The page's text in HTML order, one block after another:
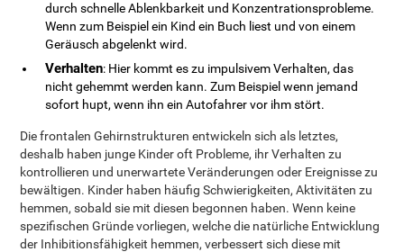
durch schnelle Ablenkbarkeit und Konzentrationsprobleme.
Wenn zum Beispiel ein Kind ein Buch liest und von einem
Geräusch abgelenkt wird.
Verhalten: Hier kommt es zu impulsivem Verhalten, das
nicht gehemmt werden kann. Zum Beispiel wenn jemand
sofort hupt, wenn ihn ein Autofahrer vor ihm stört.
Die frontalen Gehirnstrukturen entwickeln sich als letztes,
deshalb haben junge Kinder oft Probleme, ihr Verhalten zu
kontrollieren und unerwartete Veränderungen oder Ereignisse zu
bewältigen. Kinder haben häufig Schwierigkeiten, Aktivitäten zu
hemmen, sobald sie mit diesen begonnen haben. Wenn keine
spezifischen Gründe vorliegen, welche die natürliche Entwicklung
der Inhibitionsfähigkeit hemmen, verbessert sich diese mit